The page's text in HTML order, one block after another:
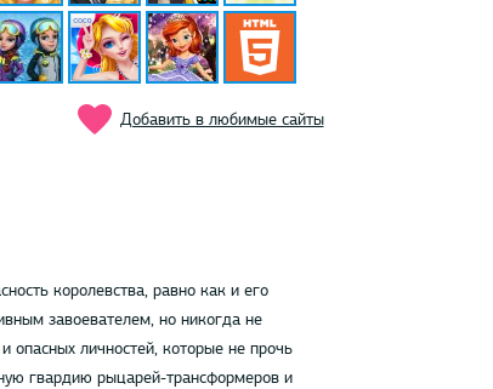
Добавить в любимые сайты
королевства, равно как и его
завоевателем, но никогда не
опасных личностей, которые не прочь
гвардию рыцарей-трансформеров и